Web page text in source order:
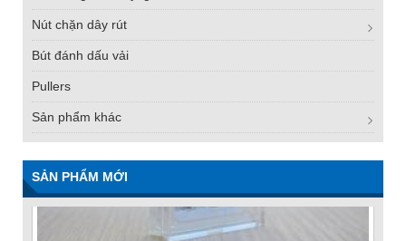
Nút chặn dây rút
Bút đánh dấu vải
Pullers
Sản phẩm khác
SẢN PHẨM MỚI